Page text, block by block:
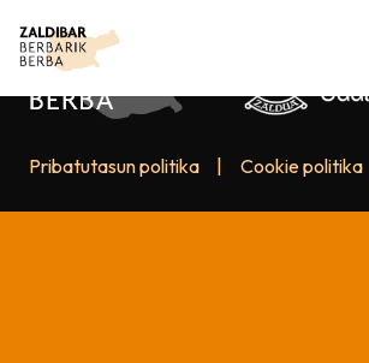
Pribatutasun politika Cookie politika